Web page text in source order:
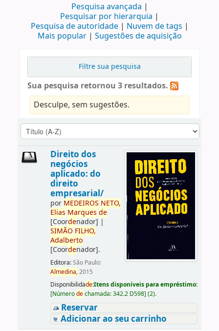
Pesquisa avançada
Pesquisar por hierarquia
Pesquisa de autoridade
Nuvem de tags
Mais popular
Sugestões de aquisição
Filtre sua pesquisa
Sua pesquisa retornou 3 resultados.
Desculpe, sem sugestões.
Direito dos
negócios
aplicado: do
direito
empresarial/
por MEDEIROS NETO,
Elias Marques de
[Coordenador] |
SIMÃO FILHO,
Adalberto
[Coordenador].
Editora:São Paulo:
Almedina,2015
Disponibilidade:Itens disponíveis para empréstimo:
[Númerodechamada:342.2 D598] (2).
Reservar
Adicionar ao seu carrinho